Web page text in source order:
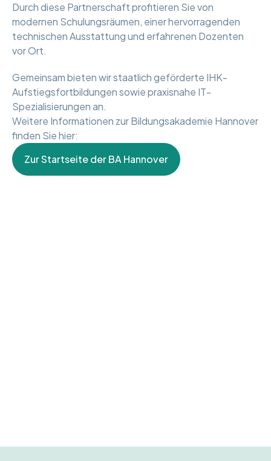
Durch diese Partnerschaft profitieren Sie von
modernen Schulungsräumen, einer hervorragenden
technischen Ausstattung und erfahrenen Dozenten
vor Ort.
Gemeinsam bieten wir staatlich geförderte IHK-
Aufstiegsfortbildungen sowie praxisnahe IT-
Spezialisierungen an.
Weitere Informationen zur Bildungsakademie Hannover
finden Sie hier:
Zur Startseite der BA Hannover